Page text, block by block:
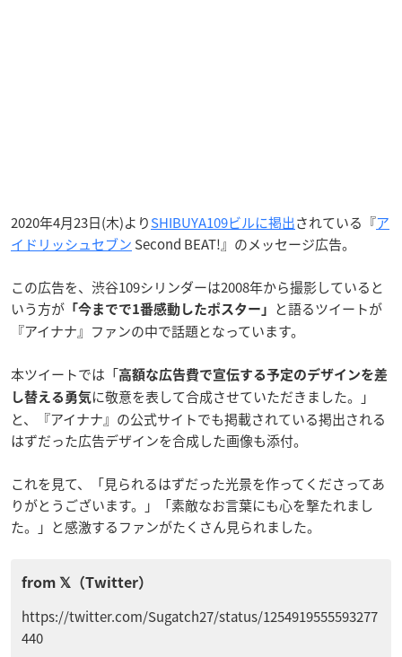
2020年4月23日(木)よりSHIBUYA109ビルに掲出されている『ア
イドリッシュセブン Second BEAT!』のメッセージ広告。
この広告を、渋谷109シリンダーは2008年から撮影していると
いう方が 「今までで1番感動したポスター」
と語るツイートが
『アイナナ』ファンの中で話題となっています。
本ツイートでは「高額な広告費で宣伝する予定のデザインを差
し替える勇気 に敬意を表して合成させていただきました。」
と、『アイナナ』の公式サイトでも掲載されている掲出される
はずだった広告デザインを合成した画像も添付。
これを見て、「見られるはずだった光景を作ってくださってあ
りがとうございます。」「素敵なお言葉にも心を撃たれまし
た。」と感激するファンがたくさん見られました。
https://twitter.com/Sugatch27/status/1254919555593277
440